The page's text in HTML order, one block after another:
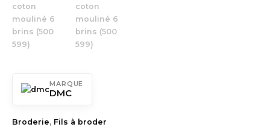
MARQUE
DMC
Broderie, Fils à broder